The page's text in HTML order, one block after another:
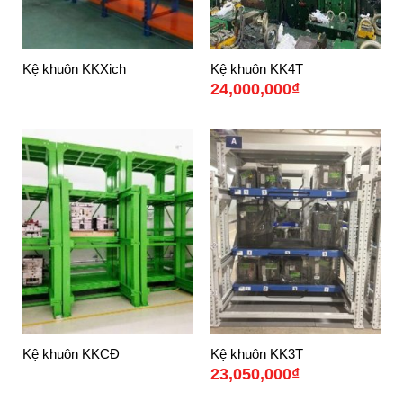
Kệ khuôn KKXich Kệ khuôn KK4T
24,000,000₫
Kệ khuôn KKCĐ Kệ khuôn KK3T
23,050,000₫